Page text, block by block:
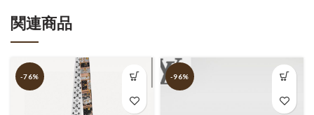
関連商品
-76% -96%